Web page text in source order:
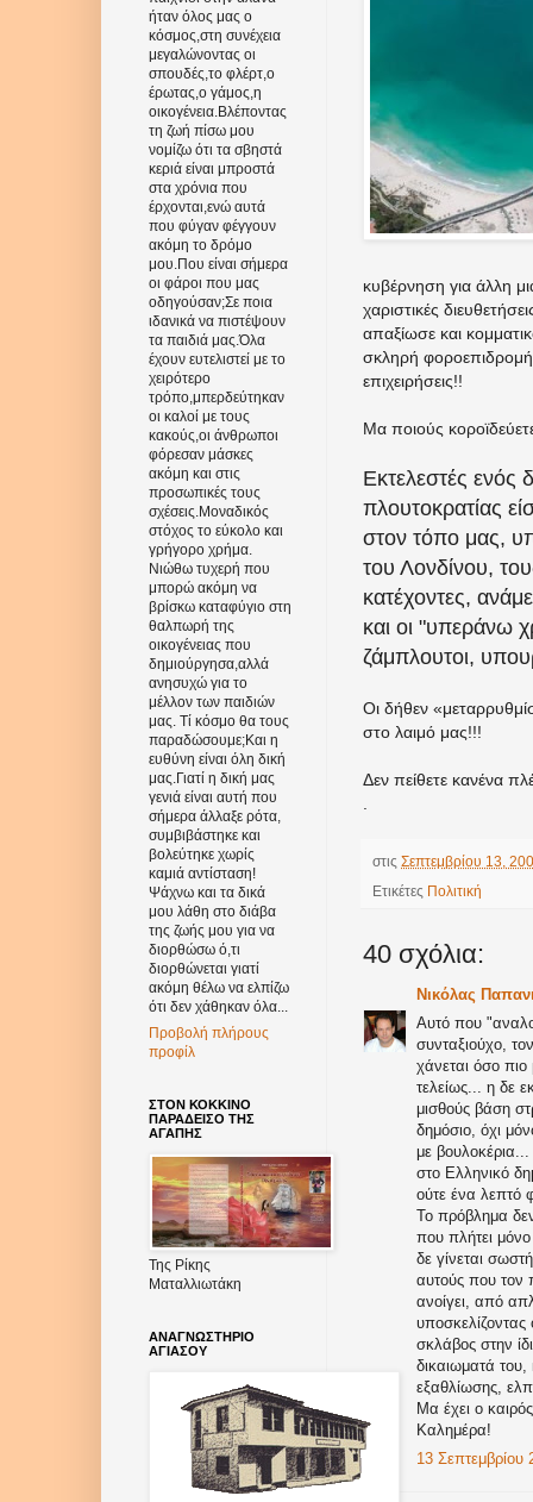
κυβέρνηση για άλλη
χαριστικές
απαξίωσε και
σκληρή φοροεπιδρομή
επιχειρήσεις!!
Μα ποιούς
Εκτελεστές ενός
πλουτοκρατίας
στον τόπο μας,
του Λονδίνου,
κατέχοντες,
και οι "υπεράνω
ζάμπλουτοι,
Οι δήθεν
στο λαιμό μας!!!
Δεν πείθετε κανένα
στις Σεπτεμβρίου 13,
Ετικέτες Πολιτική
40 σχόλια:
Νικόλας
Αυτό που
συνταξιούχο,
χάνεται όσο πιο
τελείως... η δε
μισθούς βάση
δημόσιο, όχι
με
στο Ελληνικό
ούτε ένα λεπτό
Το πρόβλημα δεν
που πλήτει μόνο
δε γίνεται
αυτούς που τον
ανοίγει, από
υποσκελίζοντας
σκλάβος στην
δικαιωματά
εξαθλίωσης,
Μα έχει ο
Καλημέρα!
13 Σεπτεμβρίου
ήταν όλος μας ο
κόσμος,στη συνέχεια
μεγαλώνοντας οι
σπουδές,το φλέρτ,ο
έρωτας,ο γάμος,η
οικογένεια.Βλέποντας
τη ζωή πίσω μου
νομίζω ότι τα σβηστά
κεριά είναι μπροστά
στα χρόνια που
έρχονται,ενώ αυτά
που φύγαν φέγγουν
ακόμη το δρόμο
μου.Που είναι σήμερα
οι φάροι που μας
οδηγούσαν;Σε ποια
ιδανικά να πιστέψουν
τα παιδιά μας.Όλα
έχουν ευτελιστεί με το
χειρότερο
τρόπο,μπερδεύτηκαν
οι καλοί με τους
κακούς,οι άνθρωποι
φόρεσαν μάσκες
ακόμη και στις
προσωπικές τους
σχέσεις.Μοναδικός
στόχος το εύκολο και
γρήγορο χρήμα.
Νιώθω τυχερή που
μπορώ ακόμη να
βρίσκω καταφύγιο στη
θαλπωρή της
οικογένειας που
δημιούργησα,αλλά
ανησυχώ για το
μέλλον των παιδιών
μας. Τί κόσμο θα τους
παραδώσουμε;Και η
ευθύνη είναι όλη δική
μας.Γιατί η δική μας
γενιά είναι αυτή που
σήμερα άλλαξε ρότα,
συμβιβάστηκε και
βολεύτηκε χωρίς
καμιά αντίσταση!
Ψάχνω και τα δικά
μου λάθη στο διάβα
της ζωής μου για να
διορθώσω ό,τι
διορθώνεται γιατί
ακόμη θέλω να ελπίζω
ότι δεν χάθηκαν όλα...
Προβολή πλήρους
προφίλ
ΣΤΟΝ ΚΟΚΚΙΝΟ
ΠΑΡΑΔΕΙΣΟ ΤΗΣ
ΑΓΑΠΗΣ
Της Ρίκης
Ματαλλιωτάκη
ΑΝΑΓΝΩΣΤΗΡΙΟ
ΑΓΙΑΣΟΥ